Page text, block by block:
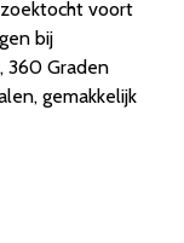
voort
bij
360 Graden
gemakkelijk